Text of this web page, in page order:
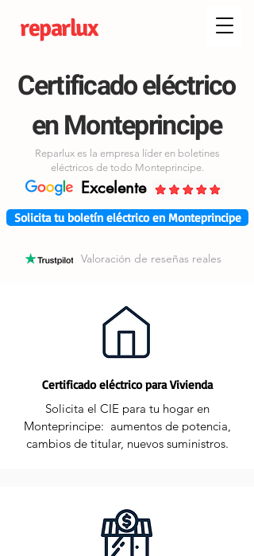
reparlux
Certificado eléctrico
en Monteprincipe
Reparlux es la empresa líder en boletines
eléctricos de todo Monteprincipe.
Excelente
Solicita tu boletín eléctrico en Monteprincipe
Valoración de reseñas reales
Certificado eléctrico para Vivienda
Solicita el CIE para tu hogar en
Monteprincipe: aumentos de potencia,
cambios de titular, nuevos suministros.